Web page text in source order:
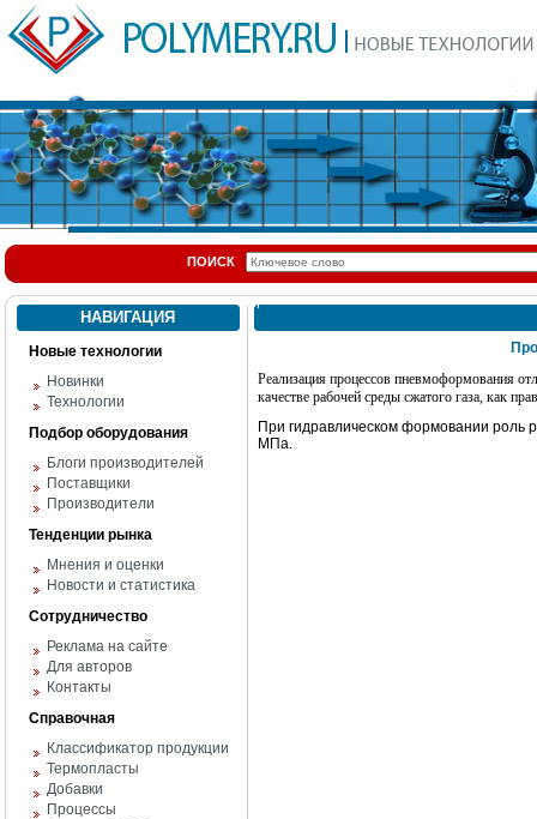
ПОИСК
НАВИГАЦИЯ
Новые технологии
Новинки
Технологии
Подбор оборудования
Блоги производителей
Поставщики
Производители
Тенденции рынка
Мнения и оценки
Новости и статистика
Сотрудничество
Реклама на сайте
Для авторов
Контакты
Справочная
Классификатор продукции
Термопласты
Добавки
Процессы
Реализация процессов пневмоформования
качестве рабочей среды сжатого газа, как
При гидравлическом формовании роль
МПа.